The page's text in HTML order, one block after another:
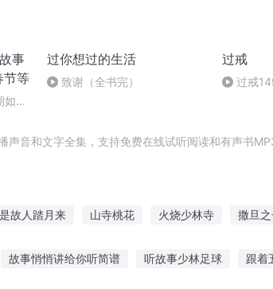
事
节等
何
过你想过的生活
致谢（全书完）
过戒
过戒
音和文字全集，支持免费在线试听阅读和有声书
故人踏月来 山寺桃花 火烧少林寺 撒旦
故事悄悄讲给你听简谱 听故事少林足球 跟着